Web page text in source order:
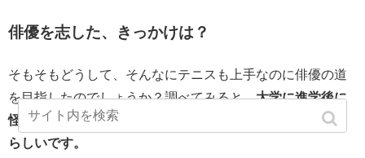
俳優を志した、きっかけは？
そもそもどうして、そんなにテニスも上手なのに俳優の道
を目指したのでしょうか？調べてみると、大学に進学後に
怪我をしてしまい、それがきっかけでプロの道を断念した
らしいです。